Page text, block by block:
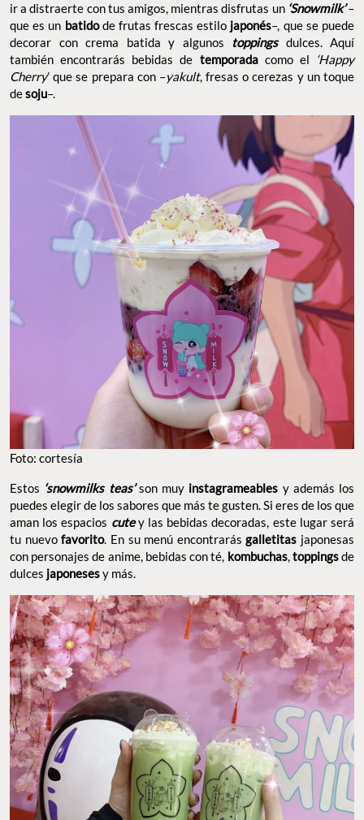
ir a distraerte con tus amigos, mientras disfrutas un ‘Snowmilk’–
que es un batidode frutas frescas estilo japonés–, que se puede
decorar con crema batida y algunos
toppingsdulces. Aquí
también encontrarás bebidas de temporadacomo el
‘Happy
Cherry’ que se prepara con –yakult, fresas o cerezas y un toque
desoju–.
Foto: cortesía
Estos ‘snowmilks teas’son muy instagrameables y además los
puedes elegir de los sabores que más te gusten. Si eres de los que
aman los espacios cutey las bebidas decoradas, este lugar será
tu nuevofavorito. En su menú encontrarásgalletitas japonesas
con personajes de anime, bebidas con té, kombuchas,toppingsde
dulces japonesesy más.